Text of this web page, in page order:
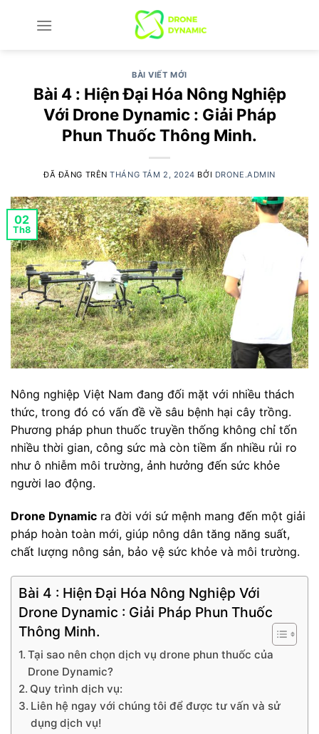
BÀI VIẾT MỚI
Bài 4 : Hiện Đại Hóa Nông Nghiệp
Với Drone Dynamic : Giải Pháp
Phun Thuốc Thông Minh.
ĐÃ ĐĂNG TRÊNTHÁNG TÁM 2, 2024 BỞI DRONE.ADMIN
02
Th8
Nông nghiệp Việt Nam đang đối mặt với nhiều thách
thức, trong đó có vấn đề về sâu bệnh hại cây trồng.
Phương pháp phun thuốc truyền thống không chỉ tốn
nhiều thời gian, công sức mà còn tiềm ẩn nhiều rủi ro
như ô nhiễm môi trường, ảnh hưởng đến sức khỏe
người lao động.
Drone Dynamic ra đời với sứ mệnh mang đến một giải
pháp hoàn toàn mới, giúp nông dân tăng năng suất,
chất lượng nông sản, bảo vệ sức khỏe và môi trường.
Bài 4 : Hiện Đại Hóa Nông Nghiệp Với
Drone Dynamic : Giải Pháp Phun Thuốc
Thông Minh.
Tại sao nên chọn dịch vụ drone phun thuốc của
Drone Dynamic?
Quy trình dịch vụ:
Liên hệ ngay với chúng tôi để được tư vấn và sử
dụng dịch vụ!